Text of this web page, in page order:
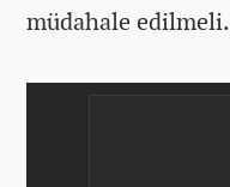
müdahale edilmeli.